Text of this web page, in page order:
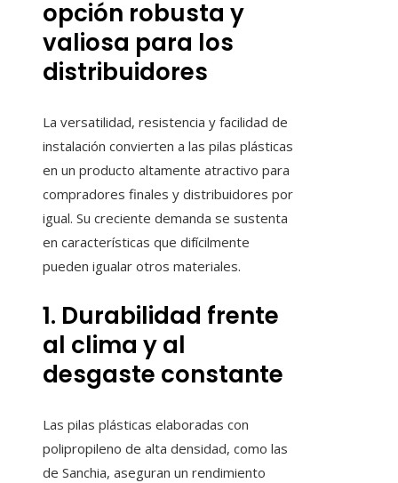
opción robusta y
valiosa para los
distribuidores
La versatilidad, resistencia y facilidad de
instalación convierten a las pilas plásticas
en un producto altamente atractivo para
compradores finales y distribuidores por
igual. Su creciente demanda se sustenta
en características que difícilmente
pueden igualar otros materiales.
1. Durabilidad frente
al clima y al
desgaste constante
Las pilas plásticas elaboradas con
polipropileno de alta densidad, como las
de Sanchia, aseguran un rendimiento